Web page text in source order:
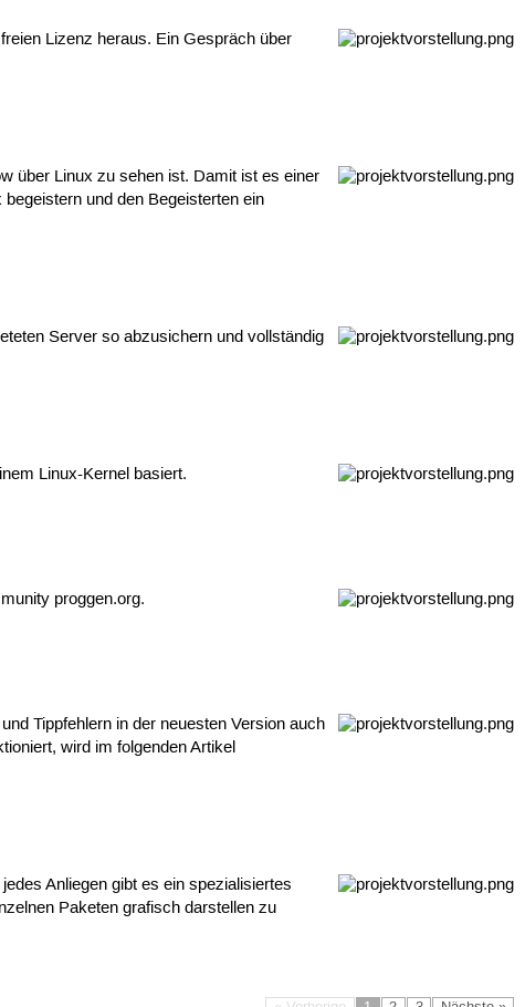
Lizenz heraus. Ein Gespräch über
über Linux zu sehen ist. Damit ist es einer
und den Begeisterten ein
Server so abzusichern und vollständig
Linux-Kernel basiert.
proggen.org.
Tippfehlern in der neuesten Version auch
wird im folgenden Artikel
Anliegen gibt es ein spezialisiertes
Paketen grafisch darstellen zu